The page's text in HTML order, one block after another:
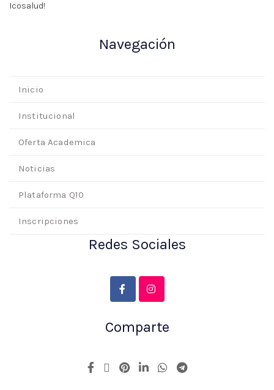
Icosalud!
Navegación
Inicio
Institucional
Oferta Academica
Noticias
Plataforma Q10
Inscripciones
Redes Sociales
Comparte